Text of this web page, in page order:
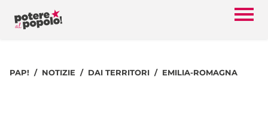
PAP! NOTIZIE DAI TERRITORI EMILIA-ROMAGNA